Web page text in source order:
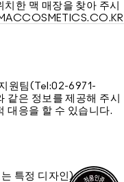
한 맥 매장을 찾아 주시
원팀(Tel:02-6971-
같은 정보를 제공해 주시
대응을 할 수 있습니다.
특정 디자인)